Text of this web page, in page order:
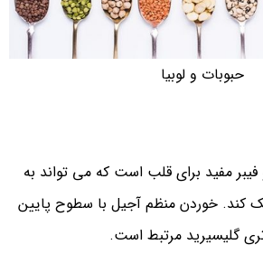
حبوبات و لوبیا
مفید برای قلب است که می تواند به
کند. خوردن منظم آجیل با سطوح پایین